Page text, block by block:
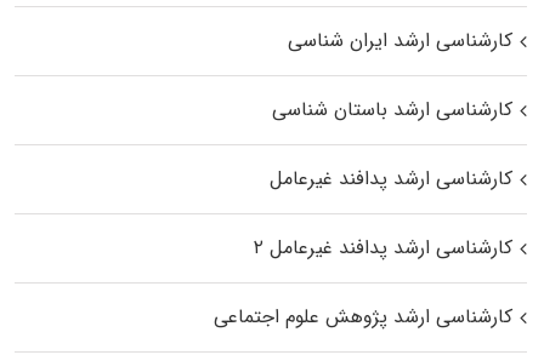
کارشناسی ارشد ایران شناسی
کارشناسی ارشد باستان شناسی
کارشناسی ارشد پدافند غیرعامل
کارشناسی ارشد پدافند غیرعامل ۲
کارشناسی ارشد پژوهش علوم اجتماعی